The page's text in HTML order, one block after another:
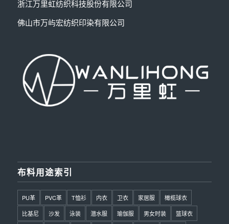
浙江万里虹纺织科技股份有限公司
佛山市万屿宏纺织印染有限公司
布料用途索引
PU革 PVC革 T恤衫 内衣 卫衣 家居服
橄榄球衣
比基尼
沙发 泳装 潜水服 瑜伽服 男女时装
篮球衣